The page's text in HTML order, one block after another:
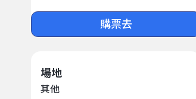
購票去
場地
其他